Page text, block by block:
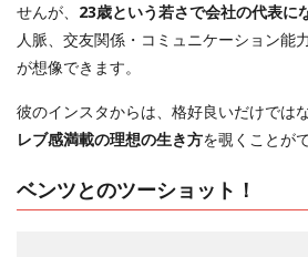
せんが、 23歳という若さで会社の代表に
人脈、交友関係・コミュニケーション能
が想像できます。
彼のインスタからは、格好良いだけでは
レブ感満載の理想の生き方を覗くことが
ベンツとのツーショット！